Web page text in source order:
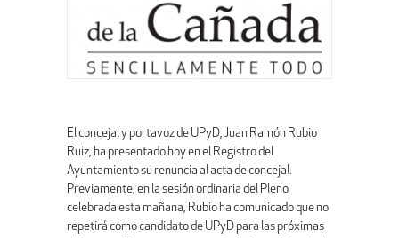
El concejal y portavoz de UPyD, Juan Ramón Rubio
Ruiz, ha presentado hoy en el Registro del
Ayuntamiento su renuncia al acta de concejal.
Previamente, en la sesión ordinaria del Pleno
celebrada esta mañana, Rubio ha comunicado que no
repetirá como candidato de UPyD para las próximas